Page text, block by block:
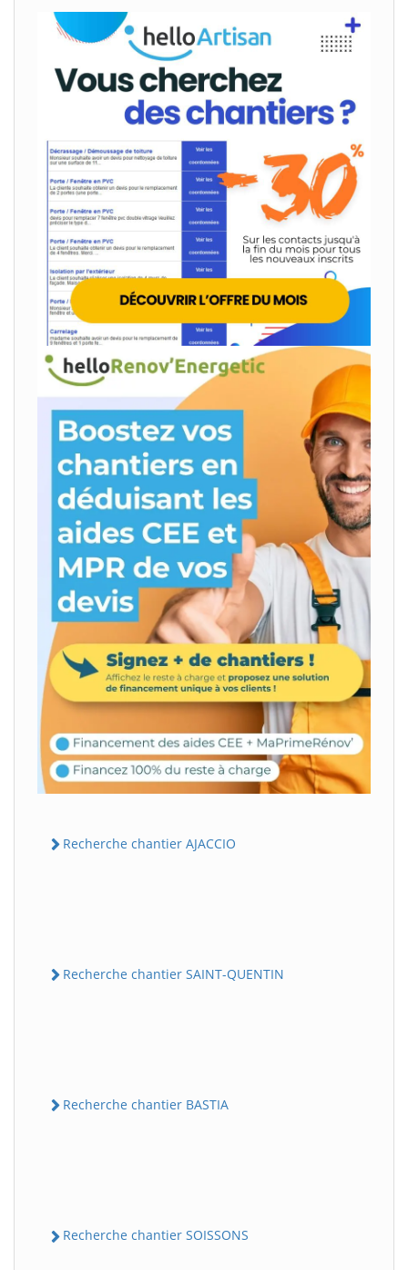
Recherche chantier AJACCIO
Recherche chantier SAINT-QUENTIN
Recherche chantier BASTIA
Recherche chantier SOISSONS